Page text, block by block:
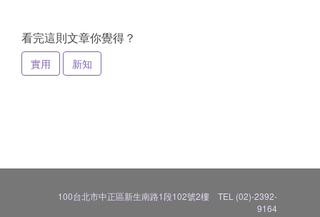
看完這則文章你覺得？
實用 新知
100台北市中正區新生南路1段102號2樓 TEL (02)-2392-
9164